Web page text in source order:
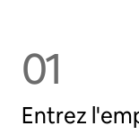
01
Entrez